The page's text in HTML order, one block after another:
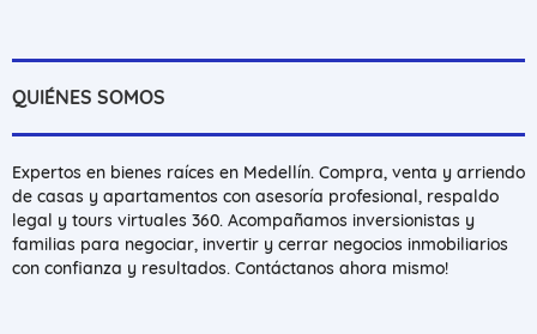
QUIÉNES SOMOS
Expertos en bienes raíces en Medellín. Compra, venta y arriendo
de casas y apartamentos con asesoría profesional, respaldo
legal y tours virtuales 360. Acompañamos inversionistas y
familias para negociar, invertir y cerrar negocios inmobiliarios
con confianza y resultados. Contáctanos ahora mismo!